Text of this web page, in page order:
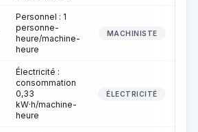
Personnel : 1
personne-
heure/machine-
heure
MACHINISTE
Électricité :
consommation
0,33
kW·h/machine-
heure
ÉLECTRICITÉ